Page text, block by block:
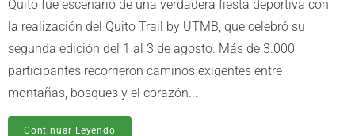
Quito fue escenario de una verdadera fiesta deportiva con
la realización del Quito Trail by UTMB, que celebró su
segunda edición del 1 al 3 de agosto. Más de 3.000
participantes recorrieron caminos exigentes entre
montañas, bosques y el corazón...
Continuar Leyendo